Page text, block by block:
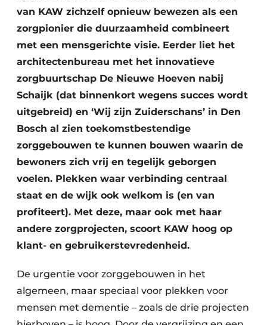
van KAW zichzelf opnieuw bewezen als een
zorgpionier die duurzaamheid combineert
met een mensgerichte visie. Eerder liet het
architectenbureau met het innovatieve
zorgbuurtschap De Nieuwe Hoeven nabij
Schaijk (dat binnenkort wegens succes wordt
uitgebreid) en ‘Wij zijn Zuiderschans’ in Den
Bosch al zien toekomstbestendige
zorggebouwen te kunnen bouwen waarin de
bewoners zich vrij en tegelijk geborgen
voelen. Plekken waar verbinding centraal
staat en de wijk ook welkom is (en van
profiteert). Met deze, maar ook met haar
andere zorgprojecten, scoort KAW hoog op
klant- en gebruikerstevredenheid.
De urgentie voor zorggebouwen in het
algemeen, maar speciaal voor plekken voor
mensen met dementie – zoals de drie projecten